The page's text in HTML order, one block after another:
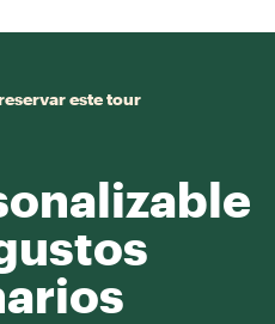
este tour